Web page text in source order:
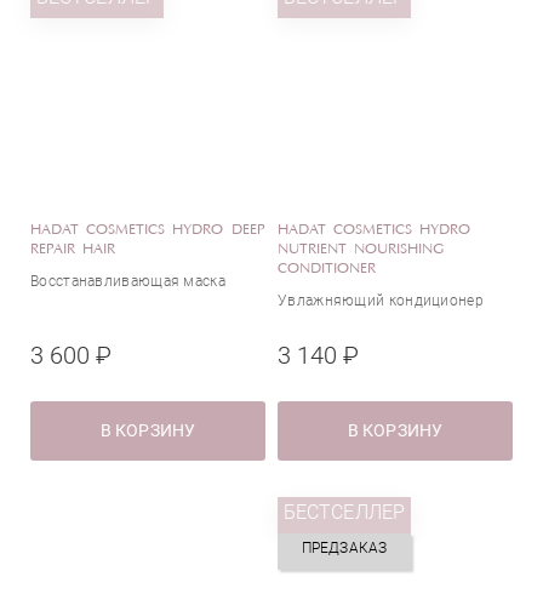
HADAT COSMETICS HYDRO DEEP
REPAIR HAIR
Восстанавливающая маска
3 600 ₽
В КОРЗИНУ
HADAT COSMETICS HYDRO
NUTRIENT NOURISHING
CONDITIONER
Увлажняющий кондиционер
3 140 ₽
В КОРЗИНУ
БЕСТСЕЛЛЕР
ПРЕДЗАКАЗ